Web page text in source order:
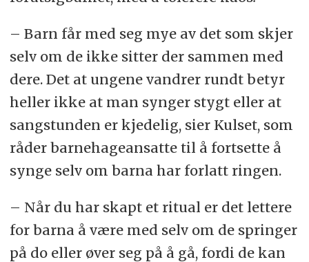
– Barn får med seg mye av det som skjer
selv om de ikke sitter der sammen med
dere. Det at ungene vandrer rundt betyr
heller ikke at man synger stygt eller at
sangstunden er kjedelig, sier Kulset, som
råder barnehageansatte til å fortsette å
synge selv om barna har forlatt ringen.
– Når du har skapt et ritual er det lettere
for barna å være med selv om de springer
på do eller øver seg på å gå, fordi de kan